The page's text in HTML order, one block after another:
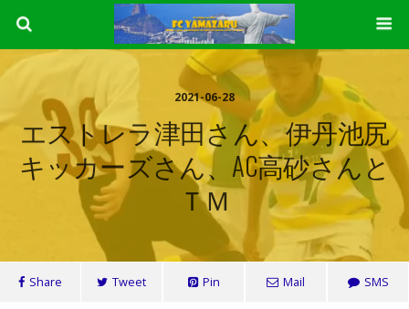
2021-06-28
エストレラ津田さん、伊丹池尻
キッカーズさん、AC高砂さんと
ＴＭ
Share Tweet Pin Mail SMS